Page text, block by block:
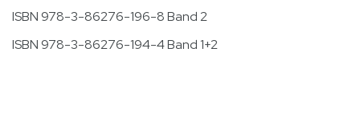
ISBN 978-3-86276-196-8 Band 2
ISBN 978-3-86276-194-4 Band 1+2